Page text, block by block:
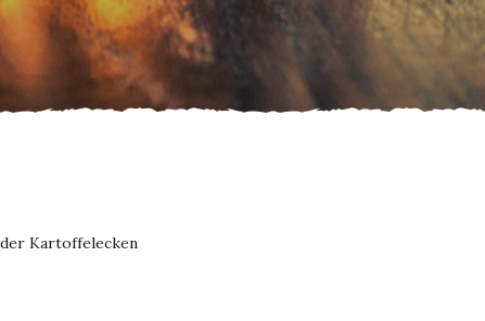
Kartoffelecken